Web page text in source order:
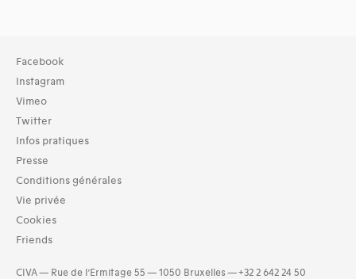
Collection
TOUT (35)
Archives (35)
Typologies documents
Séries (activités) (2)
02-architecture agricole (11)
03-architecture artisanale et industrielle (31)
04-architecture commerciale et de services (33)
05-architecture de l'administration et vie publique (30)
Facebook
Instagram
Vimeo
Twitter
Infos pratiques
Presse
Conditions générales
Vie privée
Cookies
Friends
CIVA — Rue de l’Ermitage 55 — 1050 Bruxelles — +32 2 642 24 50